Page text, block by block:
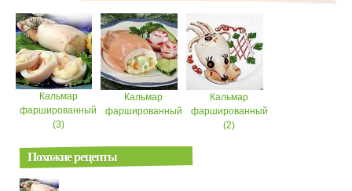
Кальмар
фаршированный
(3)
Кальмар
фаршированный
Кальмар
фаршированный
(2)
Похожие рецепты